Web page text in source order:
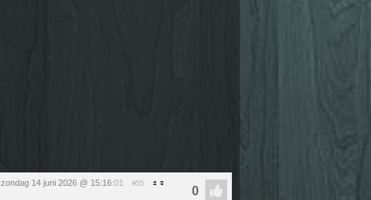
zondag 14 juni 2026 @ 15:16:01 #55